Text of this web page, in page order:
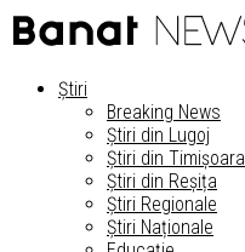
Știri
Breaking News
Știri din Lugoj
Știri din Timișoara
Știri din Reșița
Știri Regionale
Știri Naționale